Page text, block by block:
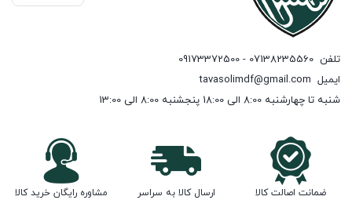
تلفن 07138235560 - 09173372500
ایمیل tavasolimdf@gmail.com
شنبه تا چهارشنبه 8:00 الی 18:00 پنجشنبه 8:00 الی 13:00
ضمانت اصالت کالا
ارسال کالا به سراسر
مشاوره رایگان خرید کالا